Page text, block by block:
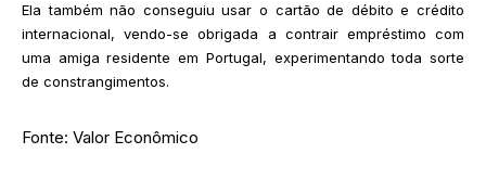
Ela também não conseguiu usar o cartão de débito e crédito
internacional, vendo-se obrigada a contrair empréstimo com
uma amiga residente em Portugal, experimentando toda sorte
de constrangimentos.
Fonte: Valor Econômico